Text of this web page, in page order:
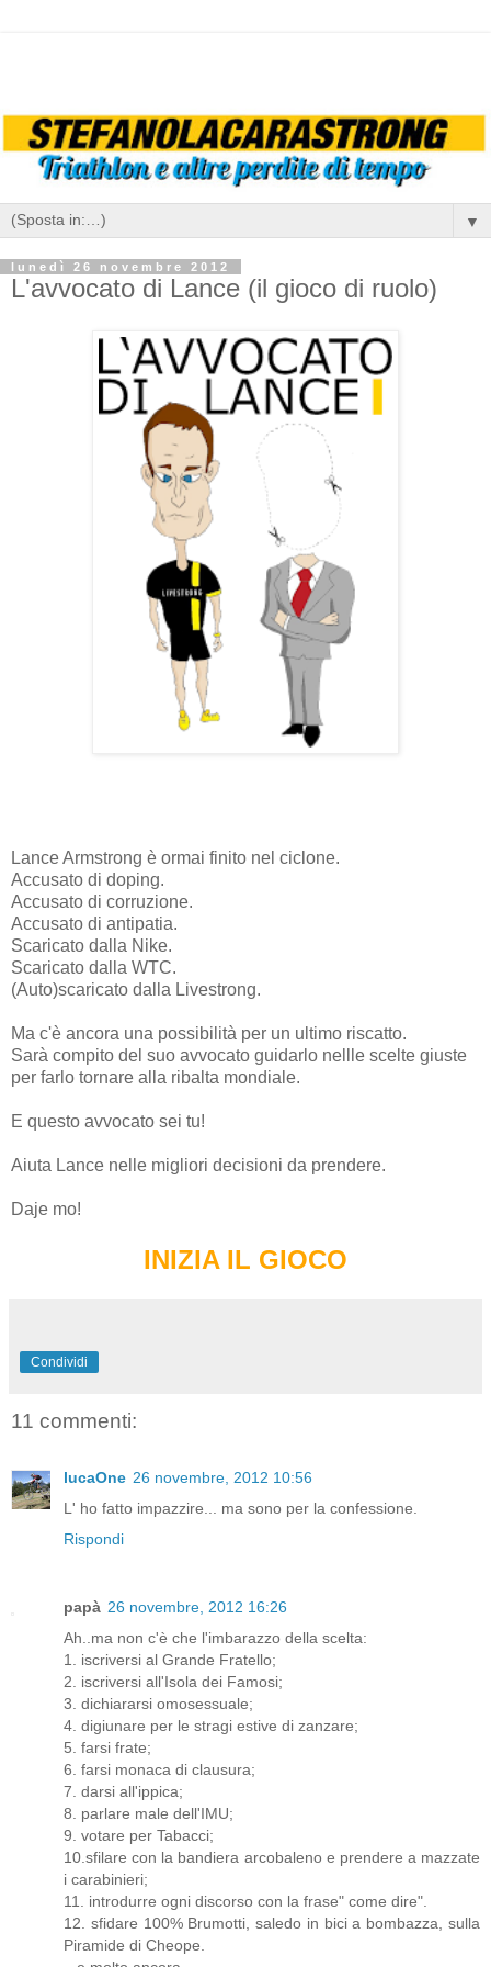
▼
lunedì 26 novembre 2012
L'avvocato di Lance (il gioco di ruolo)
Lance Armstrong è ormai finito nel ciclone.
Accusato di doping.
Accusato di corruzione.
Accusato di antipatia.
Scaricato dalla Nike.
Scaricato dalla WTC.
(Auto)scaricato dalla Livestrong.
Ma c'è ancora una possibilità per un ultimo riscatto.
Sarà compito del suo avvocato guidarlo nellle scelte giuste
per farlo tornare alla ribalta mondiale.
E questo avvocato sei tu!
Aiuta Lance nelle migliori decisioni da prendere.
Daje mo!
INIZIA IL GIOCO
Condividi
11 commenti:
lucaOne 26 novembre, 2012 10:56
L' ho fatto impazzire... ma sono per la confessione.
Rispondi
papà 26 novembre, 2012 16:26
Ah..ma non c'è che l'imbarazzo della scelta:
1. iscriversi al Grande Fratello;
2. iscriversi all'Isola dei Famosi;
3. dichiararsi omosessuale;
4. digiunare per le stragi estive di zanzare;
5. farsi frate;
6. farsi monaca di clausura;
7. darsi all'ippica;
8. parlare male dell'IMU;
9. votare per Tabacci;
10.sfilare con la bandiera arcobaleno e prendere a mazzate
i carabinieri;
11. introdurre ogni discorso con la frase" come dire".
12. sfidare 100% Brumotti, saledo in bici a bombazza, sulla
Piramide di Cheope.